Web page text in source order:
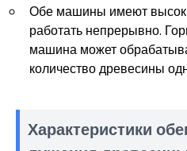
Обе машины имеют
работать непрерывно.
машина может
количество древесины
Характеристики